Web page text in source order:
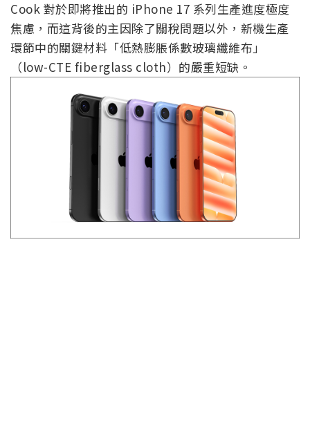
Cook 對於即將推出的 iPhone 17 系列生產進度極度
焦慮，而這背後的主因除了關稅問題以外，新機生產
環節中的關鍵材料「低熱膨脹係數玻璃纖維布」
（low-CTE fiberglass cloth）的嚴重短缺。